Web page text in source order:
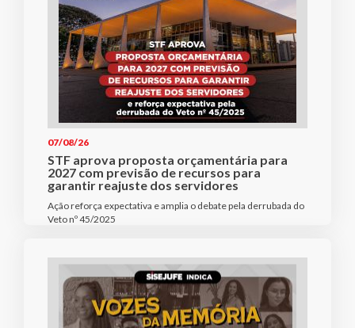
07/08/26
STF aprova proposta orçamentária para
2027 com previsão de recursos para
garantir reajuste dos servidores
Ação reforça expectativa e amplia o debate pela derrubada do
Veto nº 45/2025